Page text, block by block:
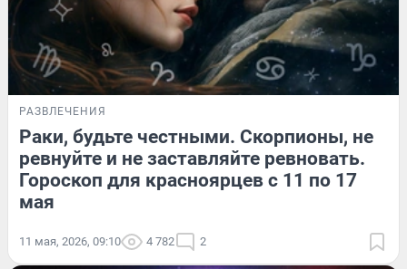
РАЗВЛЕЧЕНИЯ
Раки, будьте честными. Скорпионы, не
ревнуйте и не заставляйте ревновать.
Гороскоп для красноярцев с 11 по 17
мая
11 мая, 2026, 09:10 4 782 2